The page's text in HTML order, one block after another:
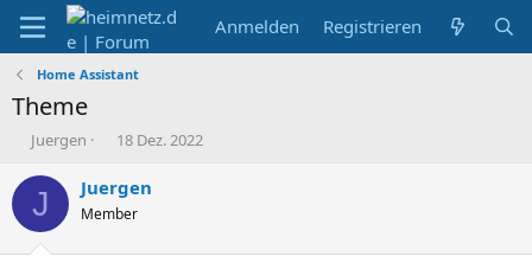
Anmelden Registrieren
Home Assistant
Theme
E
s
Juergen
E
s
t
e
18 Dez. 2022
J Juergen
Member